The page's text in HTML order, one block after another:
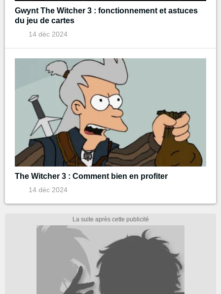
Gwynt The Witcher 3 : fonctionnement et astuces
du jeu de cartes
14 déc 2024
The Witcher 3 : Comment bien en profiter
14 déc 2024